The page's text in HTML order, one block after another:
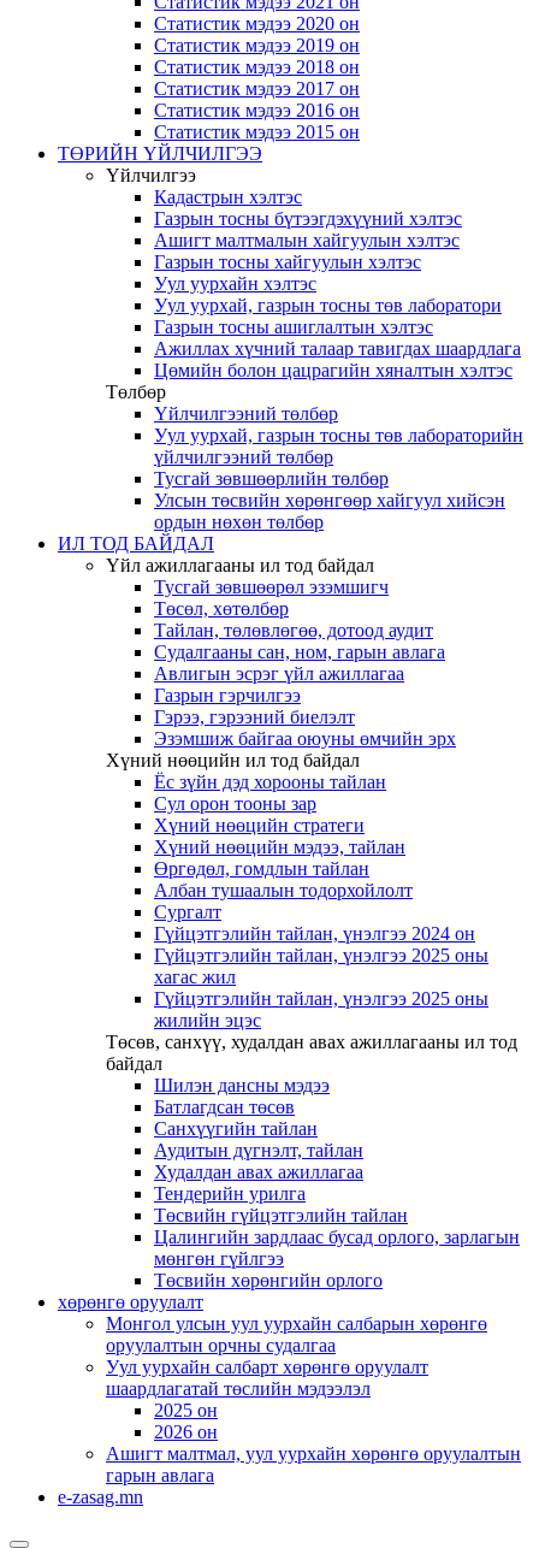
Статистик мэдээ 2020 он
Статистик мэдээ 2019 он
Статистик мэдээ 2018 он
Статистик мэдээ 2017 он
Статистик мэдээ 2016 он
Статистик мэдээ 2015 он
ТӨРИЙН ҮЙЛЧИЛГЭЭ
Үйлчилгээ
Кадастрын хэлтэс
Газрын тосны бүтээгдэхүүний хэлтэс
Ашигт малтмалын хайгуулын хэлтэс
Газрын тосны хайгуулын хэлтэс
Уул уурхайн хэлтэс
Уул уурхай, газрын тосны төв лаборатори
Газрын тосны ашиглалтын хэлтэс
Ажиллах хүчний талаар тавигдах шаардлага
Цөмийн болон цацрагийн хяналтын хэлтэс
Төлбөр
Үйлчилгээний төлбөр
Уул уурхай, газрын тосны төв лабораторийн
үйлчилгээний төлбөр
Тусгай зөвшөөрлийн төлбөр
Улсын төсвийн хөрөнгөөр хайгуул хийсэн
ордын нөхөн төлбөр
ИЛ ТОД БАЙДАЛ
Үйл ажиллагааны ил тод байдал
Тусгай зөвшөөрөл эзэмшигч
Төсөл, хөтөлбөр
Тайлан, төлөвлөгөө, дотоод аудит
Судалгааны сан, ном, гарын авлага
Авлигын эсрэг үйл ажиллагаа
Газрын гэрчилгээ
Гэрээ, гэрээний биелэлт
Эзэмшиж байгаа оюуны өмчийн эрх
Хүний нөөцийн ил тод байдал
Ёс зүйн дэд хорооны тайлан
Сул орон тооны зар
Хүний нөөцийн стратеги
Хүний нөөцийн мэдээ, тайлан
Өргөдөл, гомдлын тайлан
Албан тушаалын тодорхойлолт
Сургалт
Гүйцэтгэлийн тайлан, үнэлгээ 2024 он
Гүйцэтгэлийн тайлан, үнэлгээ 2025 оны
хагас жил
Гүйцэтгэлийн тайлан, үнэлгээ 2025 оны
жилийн эцэс
Төсөв, санхүү, худалдан авах ажиллагааны ил тод
байдал
Шилэн дансны мэдээ
Батлагдсан төсөв
Санхүүгийн тайлан
Аудитын дүгнэлт, тайлан
Худалдан авах ажиллагаа
Тендерийн урилга
Төсвийн гүйцэтгэлийн тайлан
Цалингийн зардлаас бусад орлого, зарлагын
мөнгөн гүйлгээ
Төсвийн хөрөнгийн орлого
хөрөнгө оруулалт
Монгол улсын уул уурхайн салбарын хөрөнгө
оруулалтын орчны судалгаа
Уул уурхайн салбарт хөрөнгө оруулалт
шаардлагатай төслийн мэдээлэл
2025 он
2026 он
Ашигт малтмал, уул уурхайн хөрөнгө оруулалтын
гарын авлага
e-zasag.mn